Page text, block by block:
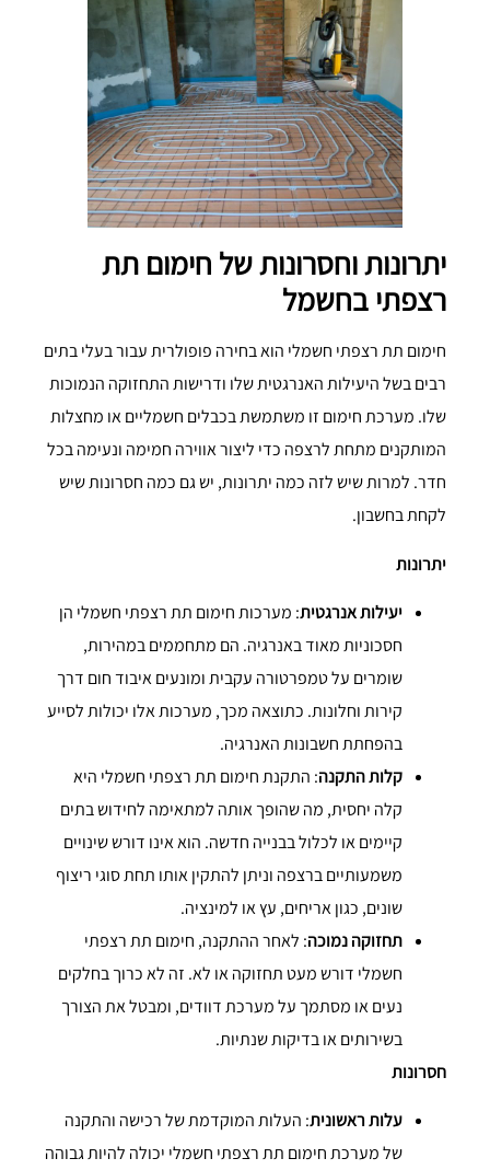
יתרונות וחסרונות של חימום תת
רצפתי בחשמל
חימום תת רצפתי חשמלי הוא בחירה פופולרית עבור בעלי בתים
רבים בשל היעילות האנרגטית שלו ודרישות התחזוקה הנמוכות
שלו. מערכת חימום זו משתמשת בכבלים חשמליים או מחצלות
המותקנים מתחת לרצפה כדי ליצור אווירה חמימה ונעימה בכל
חדר. למרות שיש לזה כמה יתרונות, יש גם כמה חסרונות שיש
לקחת בחשבון.
יתרונות
יעילות אנרגטית: מערכות חימום תת רצפתי חשמלי הן
חסכוניות מאוד באנרגיה. הם מתחממים במהירות,
שומרים על טמפרטורה עקבית ומונעים איבוד חום דרך
קירות וחלונות. כתוצאה מכך, מערכות אלו יכולות לסייע
בהפחתת חשבונות האנרגיה.
קלות התקנה: התקנת חימום תת רצפתי חשמלי היא
קלה יחסית, מה שהופך אותה למתאימה לחידוש בתים
קיימים או לכלול בבנייה חדשה. הוא אינו דורש שינויים
משמעותיים ברצפה וניתן להתקין אותו תחת סוגי ריצוף
שונים, כגון אריחים, עץ או למינציה.
תחזוקה נמוכה: לאחר ההתקנה, חימום תת רצפתי
חשמלי דורש מעט תחזוקה או לא. זה לא כרוך בחלקים
נעים או מסתמך על מערכת דוודים, ומבטל את הצורך
בשירותים או בדיקות שנתיות.
חסרונות
עלות ראשונית: העלות המוקדמת של רכישה והתקנה
של מערכת חימום תת רצפתי חשמלי יכולה להיות גבוהה